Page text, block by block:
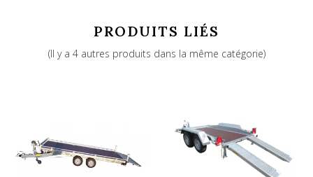
PRODUITS LIÉS
(Il y a 4 autres produits dans la même catégorie)